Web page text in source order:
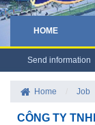
HOME
Send information
Home Job
CÔNG TY